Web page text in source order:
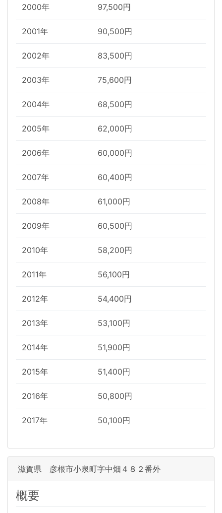
2000年 97,500円
2001年 90,500円
2002年 83,500円
2003年 75,600円
2004年 68,500円
2005年 62,000円
2006年 60,000円
2007年 60,400円
2008年 61,000円
2009年 60,500円
2010年 58,200円
2011年 56,100円
2012年 54,400円
2013年 53,100円
2014年 51,900円
2015年 51,400円
2016年 50,800円
2017年 50,100円
滋賀県 彦根市小泉町字中畑４８２番外
概要